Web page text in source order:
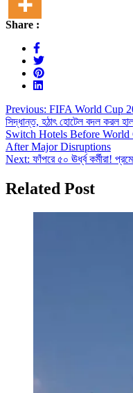
Share :
Post
navigation
Previous: FIFA World Cup
সিদ্ধান্ত, হঠাৎ হোটেল বদল করল
Switch Hotels Before
After Major Disruptions
Next: ফাঁপরে ৫০ ঊর্ধ্ব কর্মীরা!
Related Post